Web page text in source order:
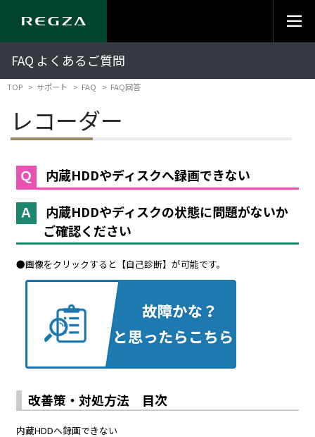
FAQ よくあるご質問
TOP サポート FAQ FAQ回答
レコーダー